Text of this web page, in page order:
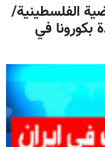
الفلسطينية/
بكورونا في